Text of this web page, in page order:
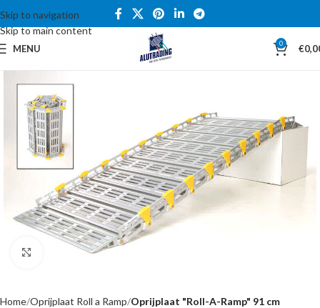
Skip to navigation
Skip to main content
MENU 0 €
Click to enlarge
Home Oprijplaat Roll a Ramp Oprijplaat "Roll-A-Ramp" 91 cm